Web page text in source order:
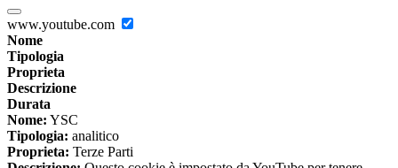
www.youtube.com
Nome
Tipologia
Proprieta
Descrizione
Durata
Nome: YSC
Tipologia: analitico
Proprieta: Terze Parti